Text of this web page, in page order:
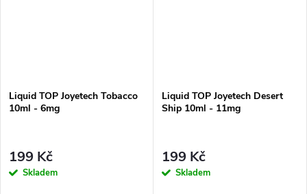
Liquid TOP Joyetech Tobacco
10ml - 6mg
199 Kč
Skladem
Liquid TOP Joyetech Desert
Ship 10ml - 11mg
199 Kč
Skladem